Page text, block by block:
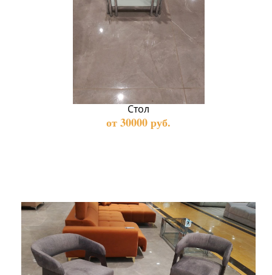
Стол
от 30000 руб.